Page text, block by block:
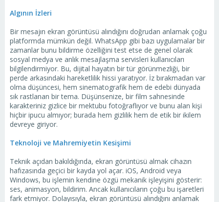
Algının İzleri
Bir mesajın ekran görüntüsü alındığını doğrudan anlamak çoğu
platformda mümkün değil. WhatsApp gibi bazı uygulamalar bir
zamanlar bunu bildirme özelliğini test etse de genel olarak
sosyal medya ve anlık mesajlaşma servisleri kullanıcıları
bilgilendirmiyor. Bu, dijital hayatın bir tür görünmezliği, bir
perde arkasındaki hareketlilik hissi yaratıyor. İz bırakmadan var
olma düşüncesi, hem sinematografik hem de edebi dünyada
sık rastlanan bir tema. Düşünsenize, bir film sahnesinde
karakteriniz gizlice bir mektubu fotoğraflıyor ve bunu alan kişi
hiçbir ipucu almıyor; burada hem gizlilik hem de etik bir ikilem
devreye giriyor.
Teknoloji ve Mahremiyetin Kesişimi
Teknik açıdan bakıldığında, ekran görüntüsü almak cihazın
hafızasında geçici bir kayda yol açar. iOS, Android veya
Windows, bu işlemin kendine özgü mekanik işleyişini gösterir:
ses, animasyon, bildirim. Ancak kullanıcıların çoğu bu işaretleri
fark etmiyor. Dolayısıyla, ekran görüntüsü alındığını anlamak